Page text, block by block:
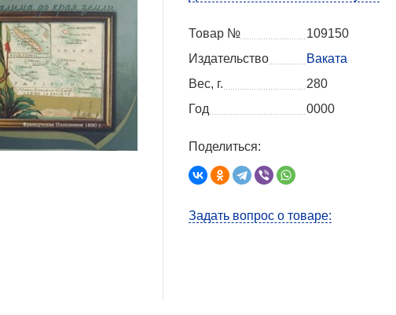
Товар №
109150
Издательство
Ваката
Вес, г.
280
Год
0000
Поделиться:
Задать вопрос о товаре: